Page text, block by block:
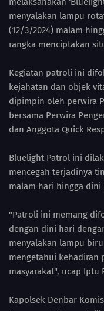
menyalakan lampu
(12/3/2024) malam
rangka menciptakan
Kegiatan patroli ini
kejahatan dan objek
dipimpin oleh perwira
bersama Perwira
dan Anggota Quick
Bluelight Patrol ini
mencegah terjadinya
malam hari hingga dini
"Patroli ini memang
dengan dini hari
menyalakan lampu
mengetahui kehadiran
masyarakat", ucap Iptu
Kapolsek Denbar